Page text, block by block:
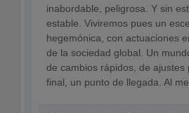
inabordable, peligrosa. Y sin
estable. Viviremos pues un
hegemónica, con actuaciones
de la sociedad global. Un
de cambios rápidos, de
final, un punto de llegada. Al